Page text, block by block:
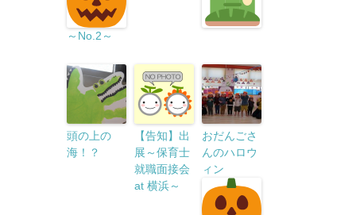
～No.2～
頭の上の
海！？
【告知】出
展～保育士
就職面接会
at 横浜～
おだんごさ
んのハロウ
ィン